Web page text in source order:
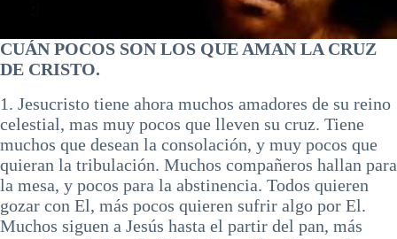
CUÁN POCOS SON LOS QUE AMAN LA CRUZ
DE CRISTO.
1. Jesucristo tiene ahora muchos amadores de su reino
celestial, mas muy pocos que lleven su cruz. Tiene
muchos que desean la consolación, y muy pocos que
quieran la tribulación. Muchos compañeros hallan para
la mesa, y pocos para la abstinencia. Todos quieren
gozar con El, más pocos quieren sufrir algo por El.
Muchos siguen a Jesús hasta el partir del pan, más